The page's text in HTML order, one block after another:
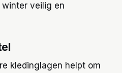
veilig en
kledinglagen helpt om